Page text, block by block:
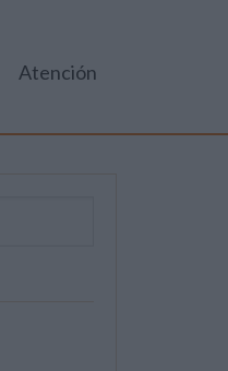
Atención